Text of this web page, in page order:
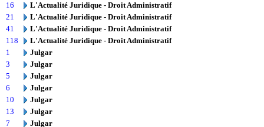
16
L'Actualité Juridique - Droit Administratif
21
L'Actualité Juridique - Droit Administratif
41
L'Actualité Juridique - Droit Administratif
118
L'Actualité Juridique - Droit Administratif
1
Julgar
3
Julgar
5
Julgar
6
Julgar
10
Julgar
13
Julgar
7
Julgar